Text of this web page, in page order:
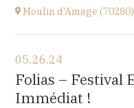
Moulin d'Amage (70280)
chemin du Moulin
70280 AMAGE
at15H
05.26.24
Folias – Festival
Immédiat !